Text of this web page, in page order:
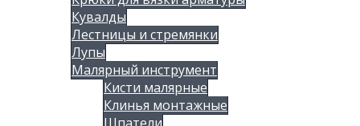
Кувалды
Лестницы и стремянки
Лупы
Малярный инструмент
Кисти малярные
Клинья монтажные